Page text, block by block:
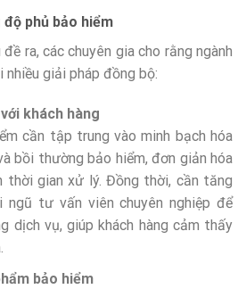
phủ bảo hiểm
ra, các chuyên gia cho rằng ngành
nhiều giải pháp đồng bộ:
khách hàng
cần tập trung vào minh bạch hóa
bồi thường bảo hiểm, đơn giản hóa
thời gian xử lý. Đồng thời, cần tăng
tư vấn viên chuyên nghiệp để
dịch vụ, giúp khách hàng cảm thấy
bảo hiểm